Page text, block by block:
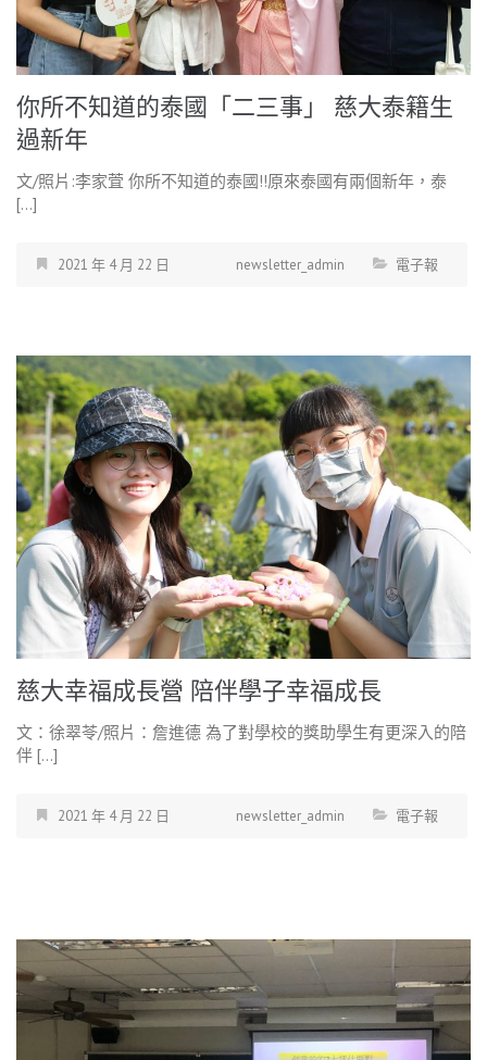
你所不知道的泰國「二三事」 慈大泰籍生
過新年
文/照片:李家萓 你所不知道的泰國!!原來泰國有兩個新年，泰
[…]
2021 年 4 月 22 日 newsletter_admin 電子報
慈大幸福成長營 陪伴學子幸福成長
文：徐翠苓/照片：詹進德 為了對學校的獎助學生有更深入的陪
伴 […]
2021 年 4 月 22 日 newsletter_admin 電子報